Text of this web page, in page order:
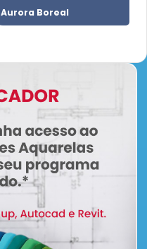
Aurora Boreal